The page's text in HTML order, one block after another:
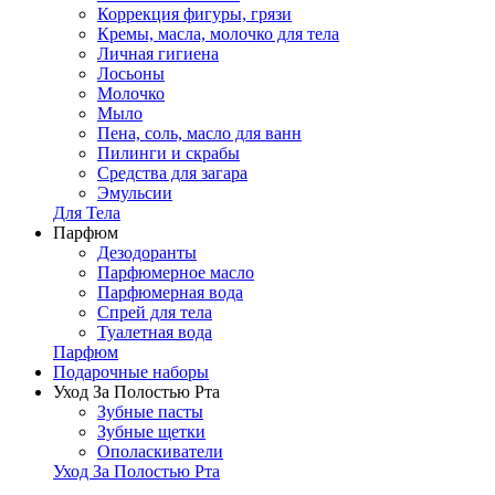
Коррекция фигуры, грязи
Кремы, масла, молочко для тела
Личная гигиена
Лосьоны
Молочко
Мыло
Пена, соль, масло для ванн
Пилинги и скрабы
Средства для загара
Эмульсии
Для Тела
Парфюм
Дезодоранты
Парфюмерное масло
Парфюмерная вода
Спрей для тела
Туалетная вода
Парфюм
Подарочные наборы
Уход За Полостью Рта
Зубные пасты
Зубные щетки
Ополаскиватели
Уход За Полостью Рта